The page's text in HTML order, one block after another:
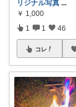
リジナル写真 ...
￥ 1,000
1 1 46
コレ